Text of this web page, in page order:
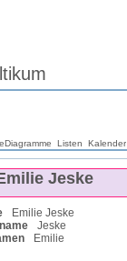
Diagramme Listen Kalender
Jeske
Emilie Jeske
Jeske
Emilie